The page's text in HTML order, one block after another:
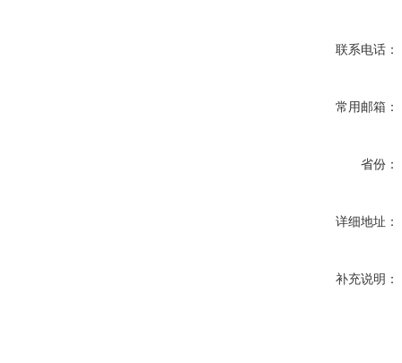
联系电话：
常用邮箱：
省份：
详细地址：
补充说明：